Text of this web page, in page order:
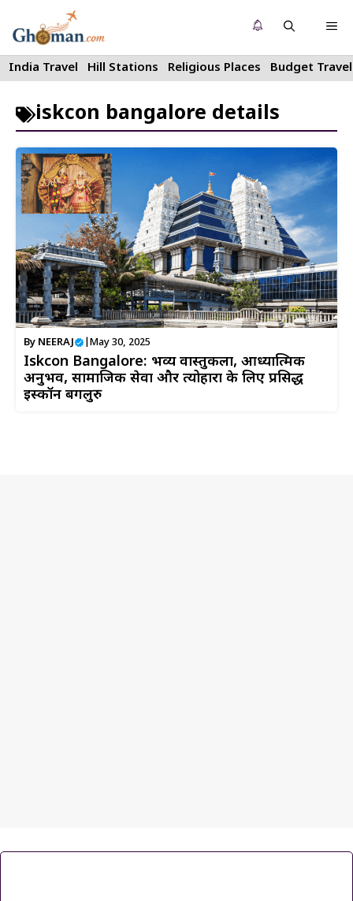
to
content
India Travel Hill Stations Religious Places Budget Travel
iskcon bangalore details
By NEERAJ May 30, 2025
Iskcon Bangalore: भव्य वास्तुकला, आध्यात्मिक
अनुभव, सामाजिक सेवा और त्योहारों के लिए प्रसिद्ध
इस्कॉन बेंगलुरु